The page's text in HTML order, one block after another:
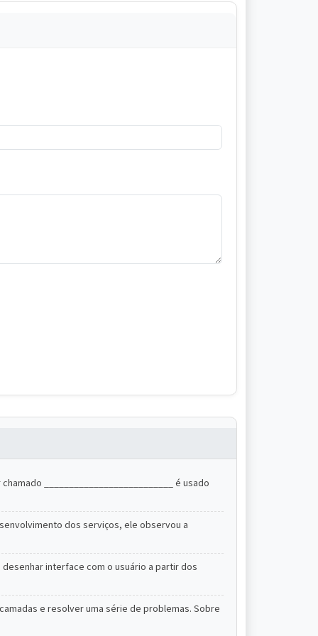
__________________________ é usado
dos serviços, ele observou a
interface com o usuário a partir dos
e resolver uma série de problemas. Sobre